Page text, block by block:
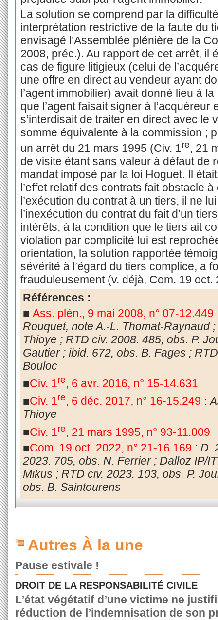
La solution se comprend par la
interprétation restrictive de la faute du
envisagé l’Assemblée plénière de la
2008, préc.). Au rapport de cet arrêt, il
cas de figure litigieux (celui de
une offre en direct au vendeur ayant
l’agent immobilier) avait donné lieu à
que l’agent faisait signer à l’acquéreur
s’interdisait de traiter en direct avec le
somme équivalente à la commission ;
un arrêt du 21 mars 1995 (Civ. 1re, 21
de visite étant sans valeur à défaut de
mandat imposé par la loi Hoguet. Il
l’effet relatif des contrats fait obstacle
l’exécution du contrat à un tiers, il ne
l’inexécution du contrat du fait d’un
intérêts, à la condition que le tiers ait
violation par complicité lui est
orientation, la solution rapportée
sévérité à l’égard du tiers complice, a
frauduleusement (v. déjà, Com. 19 oct.
Références :
■ Ass. plén., 9 mai 2008, n° 07-12.449
Rouquet, note A.-L. Thomat-Raynaud
Thioye ; RTD civ. 2008. 485, obs. P.
Gautier ; ibid. 672, obs. B. Fages ;
Bouloc
■Civ. 1re, 6 avr. 2016, n° 15-14.631
■Civ. 1re, 6 déc. 2017, n° 16-15.249 :
Thioye
■Civ. 1re, 21 mars 1995, n° 93-11.009
■Com. 19 oct. 2022, n° 21-16.169 : D.
2023. 705, obs. N. Ferrier ; Dalloz IP/
Mikus ; RTD civ. 2023. 103, obs. P.
obs. B. Saintourens
Autres À la une
Pause estivale !
DROIT DE LA RESPONSABILITÉ CIVILE
L’état végétatif d’une victime ne
réduction de l’indemnisation de son